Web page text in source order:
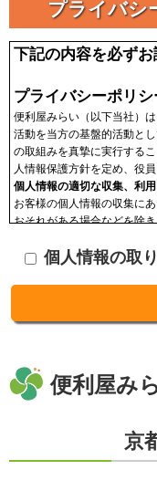
プライバシ
下記の内容を必ず
プライバシーポリシ
便利屋みらい（以下当社）
活動を当方の基盤的活動と
の取組みを真摯に実行する
人情報保護方針を定め、役
個人情報の適切な収集、利
お客様の個人情報の収集に
おそれがある場合などを除
範囲を限定し、適切に取り
十分な個人情報保護の水準
準を守るよう定めた上で、
す。個人情報の滅失、き損
是正。当方は、お客様の個
情報の取扱いと運用に関す
個人情報に関する法令およ
当社の役員、社員、協働者
個人情報の取
便利屋み
京